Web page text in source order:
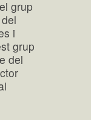
grup
i
grup
del